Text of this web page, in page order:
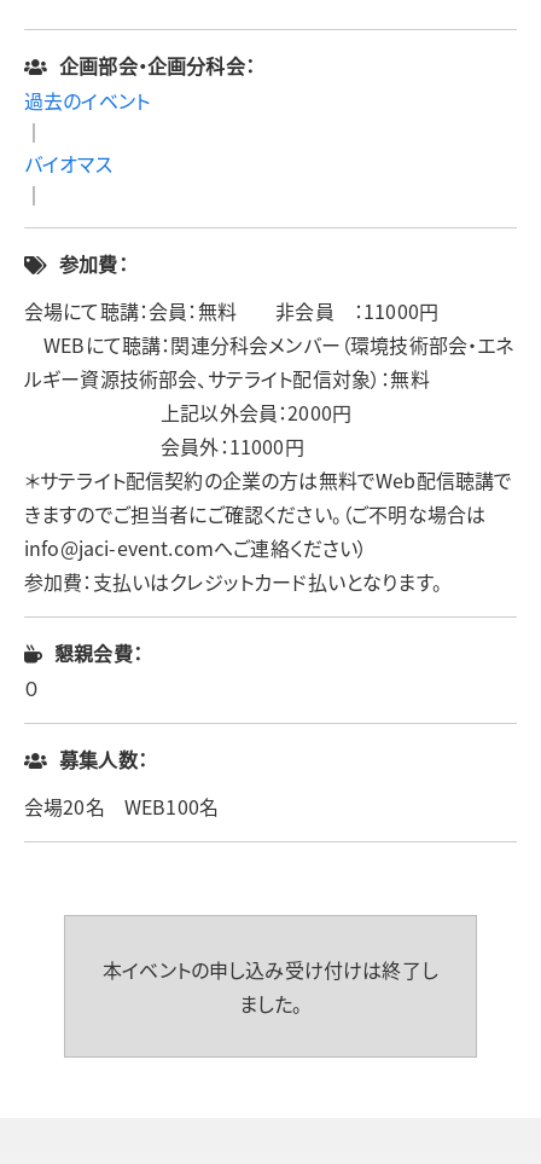
企画部会・企画分科会：
過去のイベント
｜
バイオマス
｜
参加費：
会場にて聴講：会員：無料 非会員 ：11000円
WEBにて聴講：関連分科会メンバー（環境技術部会・エネ
ルギー資源技術部会、サテライト配信対象）：無料
上記以外会員：2000円
会員外：11000円
＊サテライト配信契約の企業の方は無料でWeb配信聴講で
きますのでご担当者にご確認ください。（ご不明な場合は
info@jaci-event.comへご連絡ください）
参加費：支払いはクレジットカード払いとなります。
懇親会費：
０
募集人数：
会場20名 WEB100名
本イベントの申し込み受け付けは終了し
ました。